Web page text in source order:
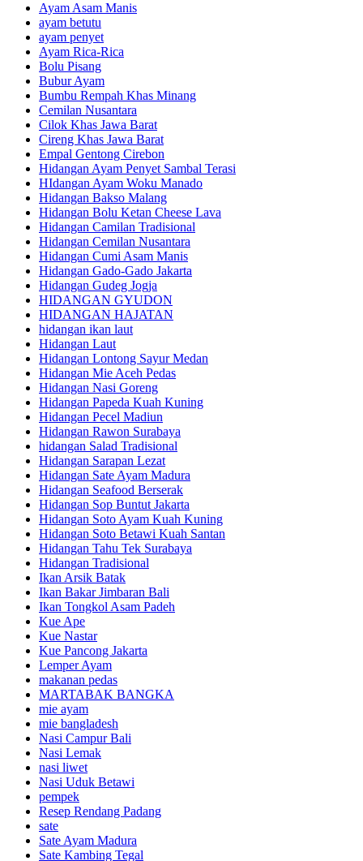
Ayam Asam Manis
ayam betutu
ayam penyet
Ayam Rica-Rica
Bolu Pisang
Bubur Ayam
Bumbu Rempah Khas Minang
Cemilan Nusantara
Cilok Khas Jawa Barat
Cireng Khas Jawa Barat
Empal Gentong Cirebon
Hidangan Ayam Penyet Sambal Terasi
HIdangan Ayam Woku Manado
Hidangan Bakso Malang
Hidangan Bolu Ketan Cheese Lava
Hidangan Camilan Tradisional
Hidangan Cemilan Nusantara
Hidangan Cumi Asam Manis
Hidangan Gado-Gado Jakarta
Hidangan Gudeg Jogja
HIDANGAN GYUDON
HIDANGAN HAJATAN
hidangan ikan laut
Hidangan Laut
Hidangan Lontong Sayur Medan
Hidangan Mie Aceh Pedas
Hidangan Nasi Goreng
Hidangan Papeda Kuah Kuning
Hidangan Pecel Madiun
Hidangan Rawon Surabaya
hidangan Salad Tradisional
Hidangan Sarapan Lezat
Hidangan Sate Ayam Madura
Hidangan Seafood Berserak
Hidangan Sop Buntut Jakarta
Hidangan Soto Ayam Kuah Kuning
Hidangan Soto Betawi Kuah Santan
Hidangan Tahu Tek Surabaya
Hidangan Tradisional
Ikan Arsik Batak
Ikan Bakar Jimbaran Bali
Ikan Tongkol Asam Padeh
Kue Ape
Kue Nastar
Kue Pancong Jakarta
Lemper Ayam
makanan pedas
MARTABAK BANGKA
mie ayam
mie bangladesh
Nasi Campur Bali
Nasi Lemak
nasi liwet
Nasi Uduk Betawi
pempek
Resep Rendang Padang
sate
Sate Ayam Madura
Sate Kambing Tegal